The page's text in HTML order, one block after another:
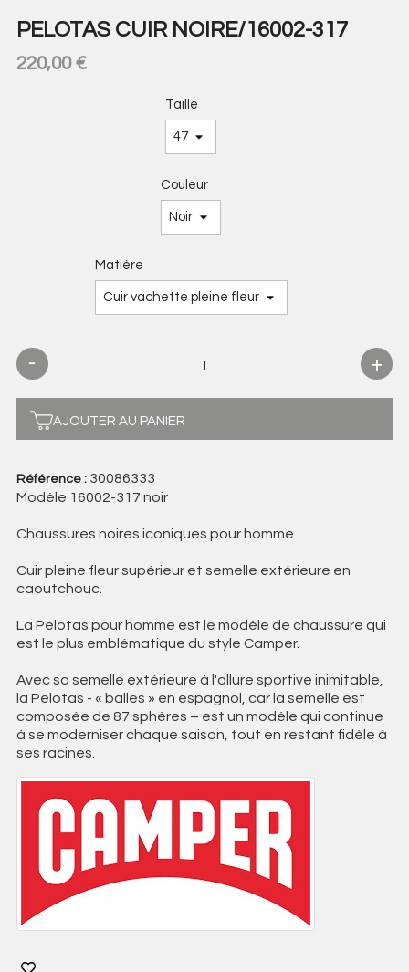
PELOTAS CUIR NOIRE/16002-317
220,00 €
Taille
Couleur
Matière
AJOUTER AU PANIER
Référence : 30086333
Modèle 16002-317 noir
Chaussures noires iconiques pour homme.
Cuir pleine fleur supérieur et semelle extérieure en
caoutchouc.
La Pelotas pour homme est le modèle de chaussure qui
est le plus emblématique du style Camper.
Avec sa semelle extérieure à l'allure sportive inimitable,
la Pelotas - « balles » en espagnol, car la semelle est
composée de 87 sphères – est un modèle qui continue
à se moderniser chaque saison, tout en restant fidèle à
ses racines.